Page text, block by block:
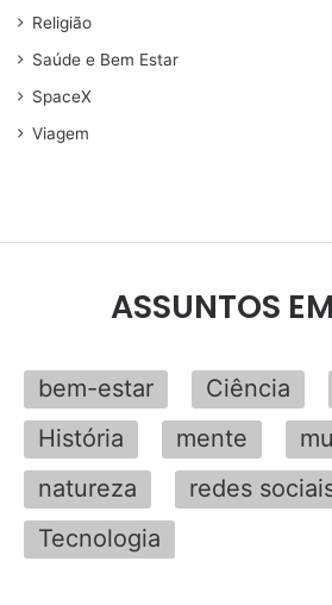
Religião
Saúde e Bem Estar
SpaceX
Viagem
ASSUNTOS
bem-estar Ciência
História
mente
natureza
redes
Tecnologia